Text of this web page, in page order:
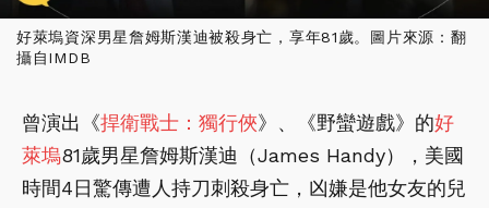
好萊塢資深男星詹姆斯漢迪被殺身亡，享年81歲。圖片來源：翻
攝自IMDB
曾演出《捍衛戰士：獨行俠》、《野蠻遊戲》的好
萊塢81歲男星詹姆斯漢迪（James Handy），美國
時間4日驚傳遭人持刀刺殺身亡，凶嫌是他女友的兒